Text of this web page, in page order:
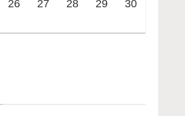
26 27 28 29
30